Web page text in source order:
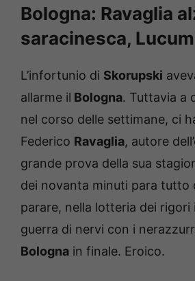
Bologna: Ravaglia
saracinesca,
L’infortunio di Skorupski
allarme il Bologna. Tuttavia a
nel corso delle settimane, ci
Federico Ravaglia, autore
grande prova della sua
dei novanta minuti para tutto
parare, nella lotteria dei rigori
guerra di nervi con i
Bologna in finale. Eroico.